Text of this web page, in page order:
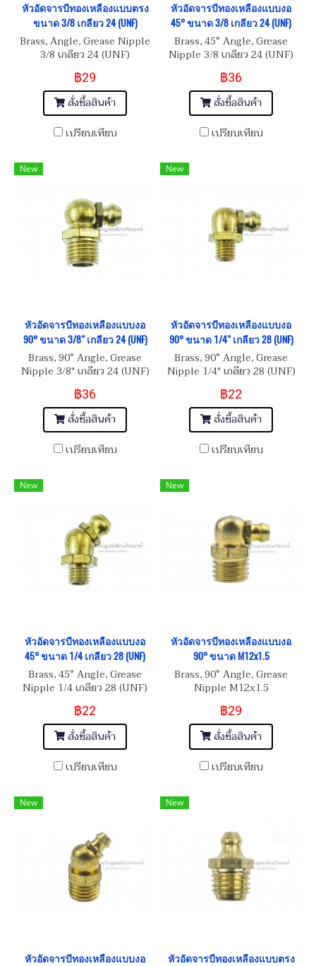
หัวอัดจารบีทองเหลืองแบบตรง
ขนาด 3/8 เกลียว 24 (UNF)
Brass, Angle, Grease Nipple
3/8 เกลียว 24 (UNF)
฿29
สั่งซื้อสินค้า
เปรียบเทียบ
หัวอัดจารบีทองเหลืองแบบงอ
45° ขนาด 3/8 เกลียว 24 (UNF)
Brass, 45° Angle, Grease
Nipple 3/8 เกลียว 24 (UNF)
฿36
สั่งซื้อสินค้า
เปรียบเทียบ
New
หัวอัดจารบีทองเหลืองแบบงอ
90° ขนาด 3/8" เกลียว 24 (UNF)
Brass, 90° Angle, Grease
Nipple 3/8" เกลียว 24 (UNF)
฿36
สั่งซื้อสินค้า
เปรียบเทียบ
New
หัวอัดจารบีทองเหลืองแบบงอ
90° ขนาด 1/4" เกลียว 28 (UNF)
Brass, 90° Angle, Grease
Nipple 1/4" เกลียว 28 (UNF)
฿22
สั่งซื้อสินค้า
เปรียบเทียบ
New
หัวอัดจารบีทองเหลืองแบบงอ
45° ขนาด 1/4 เกลียว 28 (UNF)
Brass, 45° Angle, Grease
Nipple 1/4 เกลียว 28 (UNF)
฿22
สั่งซื้อสินค้า
เปรียบเทียบ
New
หัวอัดจารบีทองเหลืองแบบงอ
90° ขนาด M12x1.5
Brass, 90° Angle, Grease
Nipple M12x1.5
฿29
สั่งซื้อสินค้า
เปรียบเทียบ
New
หัวอัดจารบีทองเหลืองแบบงอ
New
หัวอัดจารบีทองเหลืองแบบตรง